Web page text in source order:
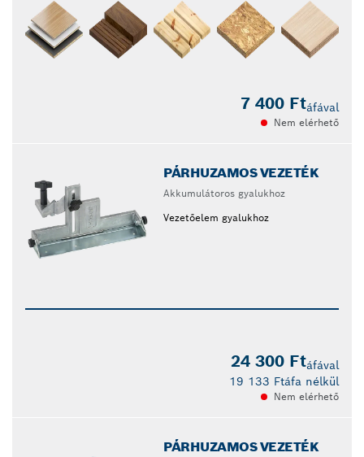
7 400 Ftáfával
Nem elérhető
PÁRHUZAMOS VEZETÉK
Akkumulátoros gyalukhoz
Vezetőelem gyalukhoz
24 300 Ftáfával
19 133 Ftáfa nélkül
Nem elérhető
PÁRHUZAMOS VEZETÉK